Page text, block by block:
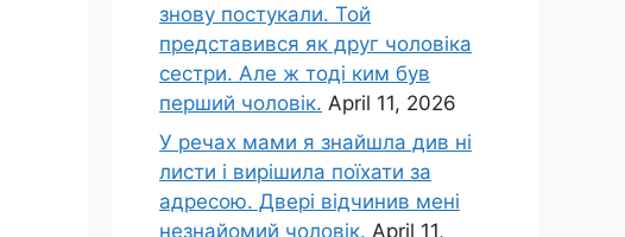
знову постукали. Той
представився як друг чоловіка
сестри. Але ж тоді ким був
перший чоловік. April 11, 2026
У речах мами я знайшла див ні
листи і вирішила поїхати за
адресою. Двері відчинив мені
незнайомий чоловік. April 11,